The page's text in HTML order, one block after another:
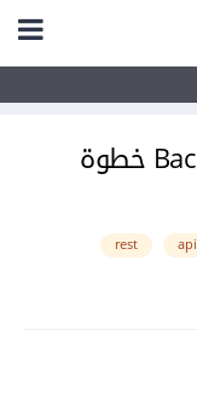
كيف تنشئ سندًا خلفيًّا Backend خطوة
api
rest